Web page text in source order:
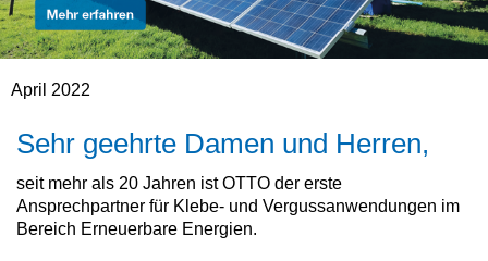
April 2022
Sehr geehrte Damen und Herren,
seit mehr als 20 Jahren ist OTTO der erste
Ansprechpartner für Klebe- und Vergussanwendungen im
Bereich Erneuerbare Energien.